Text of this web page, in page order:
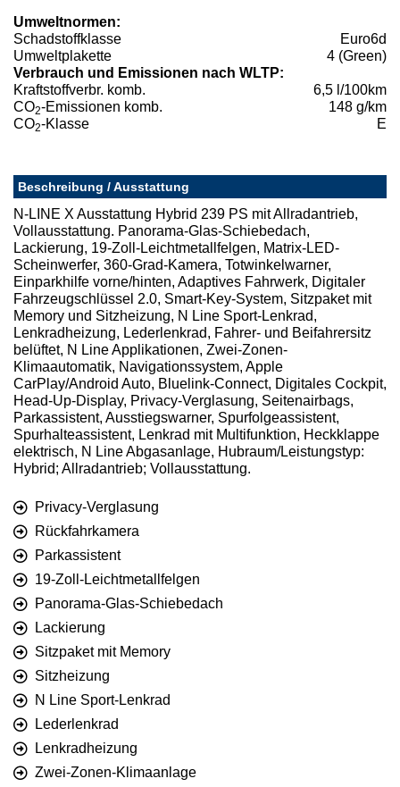
Umweltnormen:
Schadstoffklasse
Euro6d
Umweltplakette
4 (Green)
Verbrauch und Emissionen nach WLTP:
Kraftstoffverbr. komb.
6,5 l/100km
CO2-Emissionen komb.
148 g/km
CO2-Klasse E
Beschreibung / Ausstattung
N-LINE X Ausstattung Hybrid 239 PS mit Allradantrieb,
Vollausstattung. Panorama-Glas-Schiebedach,
Lackierung, 19-Zoll-Leichtmetallfelgen, Matrix-LED-
Scheinwerfer, 360-Grad-Kamera, Totwinkelwarner,
Einparkhilfe vorne/hinten, Adaptives Fahrwerk, Digitaler
Fahrzeugschlüssel 2.0, Smart-Key-System, Sitzpaket mit
Memory und Sitzheizung, N Line Sport-Lenkrad,
Lenkradheizung, Lederlenkrad, Fahrer- und Beifahrersitz
belüftet, N Line Applikationen, Zwei-Zonen-
Klimaautomatik, Navigationssystem, Apple
CarPlay/Android Auto, Bluelink-Connect, Digitales Cockpit,
Head-Up-Display, Privacy-Verglasung, Seitenairbags,
Parkassistent, Ausstiegswarner, Spurfolgeassistent,
Spurhalteassistent, Lenkrad mit Multifunktion, Heckklappe
elektrisch, N Line Abgasanlage, Hubraum/Leistungstyp:
Hybrid; Allradantrieb; Vollausstattung.
Privacy-Verglasung
Rückfahrkamera
Parkassistent
19-Zoll-Leichtmetallfelgen
Panorama-Glas-Schiebedach
Lackierung
Sitzpaket mit Memory
Sitzheizung
N Line Sport-Lenkrad
Lederlenkrad
Lenkradheizung
Zwei-Zonen-Klimaanlage